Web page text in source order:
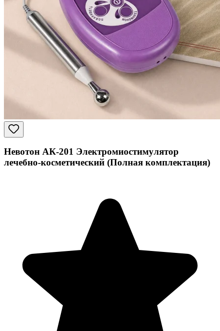
Невотон АК-201 Электромиостимулятор
лечебно-косметический (Полная комплектация)